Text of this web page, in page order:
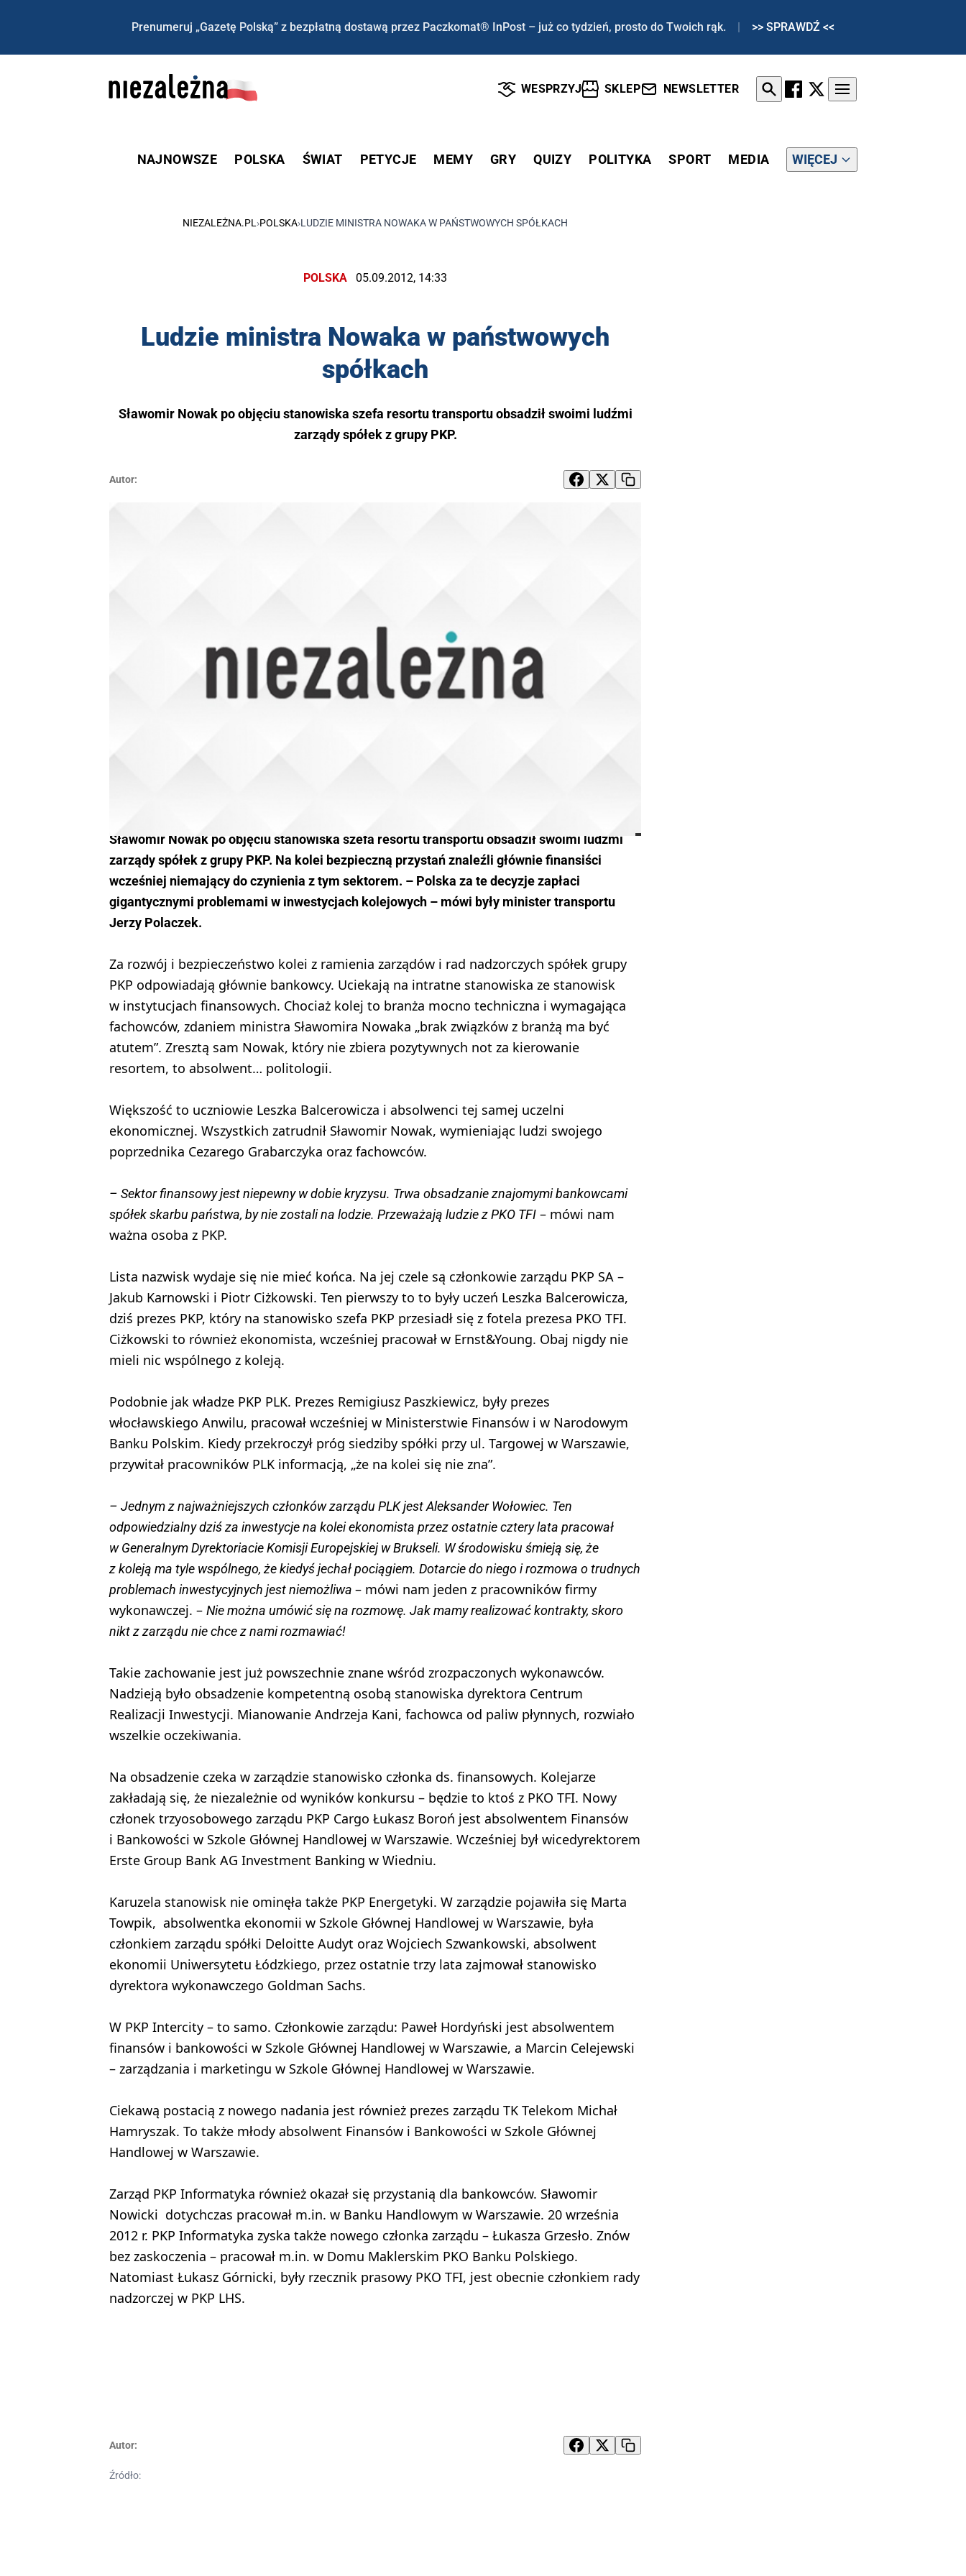
Prenumeruj „Gazetę Polską” z bezpłatną dostawą przez Paczkomat® InPost – już co tydzień, prosto do Twoich rąk. | >> SPRAWDŹ <<
WESPRZYJ SKLEP NEWSLETTER
NAJNOWSZE POLSKA ŚWIAT PETYCJE MEMY GRY QUIZY POLITYKA SPORT MEDIA WIĘCEJ
NIEZALEŻNA.PL ›POLSKA›LUDZIE MINISTRA NOWAKA W PAŃSTWOWYCH SPÓŁKACH
POLSKA 05.09.2012, 14:33
Ludzie ministra Nowaka w państwowych
spółkach
Sławomir Nowak po objęciu stanowiska szefa resortu transportu obsadził swoimi ludźmi
zarządy spółek z grupy PKP.
Autor:
Sławomir Nowak po objęciu stanowiska szefa resortu transportu obsadził swoimi ludźmi
zarządy spółek z grupy PKP. Na kolei bezpieczną przystań znaleźli głównie finansiści
wcześniej niemający do czynienia z tym sektorem. – Polska za te decyzje zapłaci
gigantycznymi problemami w inwestycjach kolejowych – mówi były minister transportu
Jerzy Polaczek.
Za rozwój i bezpieczeństwo kolei z ramienia zarządów i rad nadzorczych spółek grupy
PKP odpowiadają głównie bankowcy. Uciekają na intratne stanowiska ze stanowisk
w instytucjach finansowych. Chociaż kolej to branża mocno techniczna i wymagająca
fachowców, zdaniem ministra Sławomira Nowaka „brak związków z branżą ma być
atutem”. Zresztą sam Nowak, który nie zbiera pozytywnych not za kierowanie
resortem, to absolwent… politologii.
Większość to uczniowie Leszka Balcerowicza i absolwenci tej samej uczelni
ekonomicznej. Wszystkich zatrudnił Sławomir Nowak, wymieniając ludzi swojego
poprzednika Cezarego Grabarczyka oraz fachowców.
– Sektor finansowy jest niepewny w dobie kryzysu. Trwa obsadzanie znajomymi bankowcami
spółek skarbu państwa, by nie zostali na lodzie. Przeważają ludzie z PKO TFI – mówi nam
ważna osoba z PKP.
Lista nazwisk wydaje się nie mieć końca. Na jej czele są członkowie zarządu PKP SA –
Jakub Karnowski i Piotr Ciżkowski. Ten pierwszy to to były uczeń Leszka Balcerowicza,
dziś prezes PKP, który na stanowisko szefa PKP przesiadł się z fotela prezesa PKO TFI.
Ciżkowski to również ekonomista, wcześniej pracował w Ernst&Young. Obaj nigdy nie
mieli nic wspólnego z koleją.
Podobnie jak władze PKP PLK. Prezes Remigiusz Paszkiewicz, były prezes
włocławskiego Anwilu, pracował wcześniej w Ministerstwie Finansów i w Narodowym
Banku Polskim. Kiedy przekroczył próg siedziby spółki przy ul. Targowej w Warszawie,
przywitał pracowników PLK informacją, „że na kolei się nie zna”.
– Jednym z najważniejszych członków zarządu PLK jest Aleksander Wołowiec. Ten
odpowiedzialny dziś za inwestycje na kolei ekonomista przez ostatnie cztery lata pracował
w Generalnym Dyrektoriacie Komisji Europejskiej w Brukseli. W środowisku śmieją się, że
z koleją ma tyle wspólnego, że kiedyś jechał pociągiem. Dotarcie do niego i rozmowa o trudnych
problemach inwestycyjnych jest niemożliwa – mówi nam jeden z pracowników firmy
wykonawczej. – Nie można umówić się na rozmowę. Jak mamy realizować kontrakty, skoro
nikt z zarządu nie chce z nami rozmawiać!
Takie zachowanie jest już powszechnie znane wśród zrozpaczonych wykonawców.
Nadzieją było obsadzenie kompetentną osobą stanowiska dyrektora Centrum
Realizacji Inwestycji. Mianowanie Andrzeja Kani, fachowca od paliw płynnych, rozwiało
wszelkie oczekiwania.
Na obsadzenie czeka w zarządzie stanowisko członka ds. finansowych. Kolejarze
zakładają się, że niezależnie od wyników konkursu – będzie to ktoś z PKO TFI. Nowy
członek trzyosobowego zarządu PKP Cargo Łukasz Boroń jest absolwentem Finansów
i Bankowości w Szkole Głównej Handlowej w Warszawie. Wcześniej był wicedyrektorem
Erste Group Bank AG Investment Banking w Wiedniu.
Karuzela stanowisk nie ominęła także PKP Energetyki. W zarządzie pojawiła się Marta
Towpik, absolwentka ekonomii w Szkole Głównej Handlowej w Warszawie, była
członkiem zarządu spółki Deloitte Audyt oraz Wojciech Szwankowski, absolwent
ekonomii Uniwersytetu Łódzkiego, przez ostatnie trzy lata zajmował stanowisko
dyrektora wykonawczego Goldman Sachs.
W PKP Intercity – to samo. Członkowie zarządu: Paweł Hordyński jest absolwentem
finansów i bankowości w Szkole Głównej Handlowej w Warszawie, a Marcin Celejewski
– zarządzania i marketingu w Szkole Głównej Handlowej w Warszawie.
Ciekawą postacią z nowego nadania jest również prezes zarządu TK Telekom Michał
Hamryszak. To także młody absolwent Finansów i Bankowości w Szkole Głównej
Handlowej w Warszawie.
Zarząd PKP Informatyka również okazał się przystanią dla bankowców. Sławomir
Nowicki dotychczas pracował m.in. w Banku Handlowym w Warszawie. 20 września
2012 r. PKP Informatyka zyska także nowego członka zarządu – Łukasza Grzesło. Znów
bez zaskoczenia – pracował m.in. w Domu Maklerskim PKO Banku Polskiego.
Natomiast Łukasz Górnicki, były rzecznik prasowy PKO TFI, jest obecnie członkiem rady
nadzorczej w PKP LHS.
Autor:
Źródło: